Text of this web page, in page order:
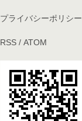
プライバシーポリシー
RSS/ ATOM